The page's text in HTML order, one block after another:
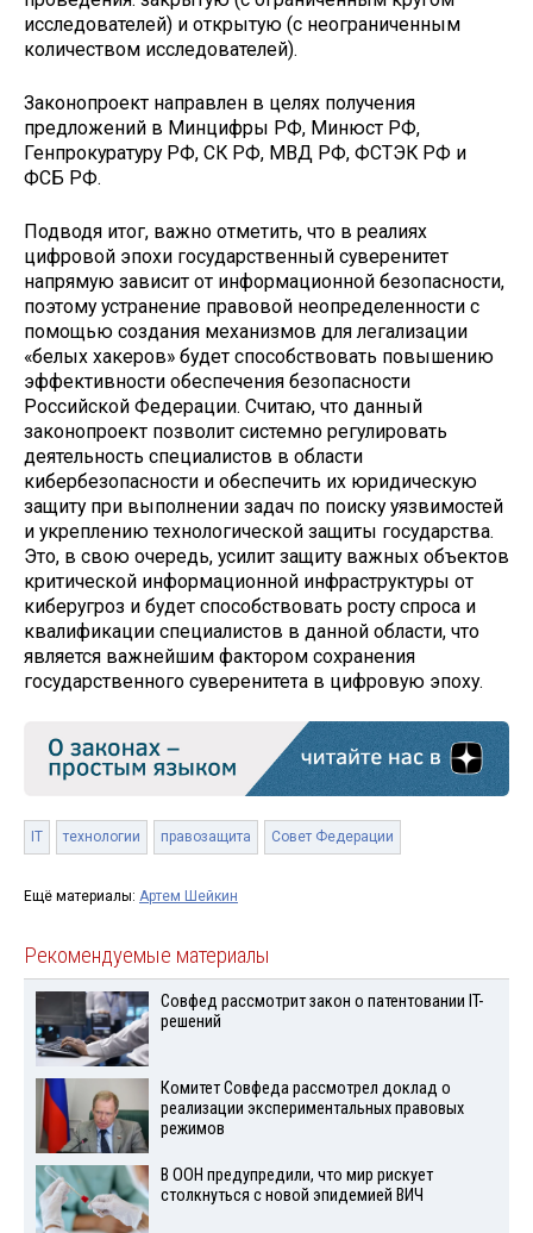
исследователей) и открытую (с неограниченным
количеством исследователей).
Законопроект направлен в целях получения
предложений в Минцифры РФ, Минюст РФ,
Генпрокуратуру РФ, СК РФ, МВД РФ, ФСТЭК РФ и
ФСБ РФ.
Подводя итог, важно отметить, что в реалиях
цифровой эпохи государственный суверенитет
напрямую зависит от информационной безопасности,
поэтому устранение правовой неопределенности с
помощью создания механизмов для легализации
«белых хакеров» будет способствовать повышению
эффективности обеспечения безопасности
Российской Федерации. Считаю, что данный
законопроект позволит системно регулировать
деятельность специалистов в области
кибербезопасности и обеспечить их юридическую
защиту при выполнении задач по поиску уязвимостей
и укреплению технологической защиты государства.
Это, в свою очередь, усилит защиту важных объектов
критической информационной инфраструктуры от
киберугроз и будет способствовать росту спроса и
квалификации специалистов в данной области, что
является важнейшим фактором сохранения
государственного суверенитета в цифровую эпоху.
IT технологии правозащита Совет Федерации
Ещё материалы: Артем Шейкин
Рекомендуемые материалы
Совфед рассмотрит закон о патентовании IT-
решений
Комитет Совфеда рассмотрел доклад о
реализации экспериментальных правовых
режимов
В ООН предупредили, что мир рискует
столкнуться с новой эпидемией ВИЧ